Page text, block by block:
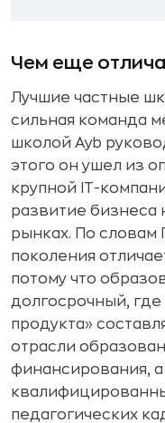
Чем еще
Лучшие частные
сильная команда
школой Ayb
этого он ушел из
крупной IT-
развитие бизнеса
рынках. По словам
поколения
потому что
долгосрочный,
продукта»
отрасли
финансирования, а
педагогических